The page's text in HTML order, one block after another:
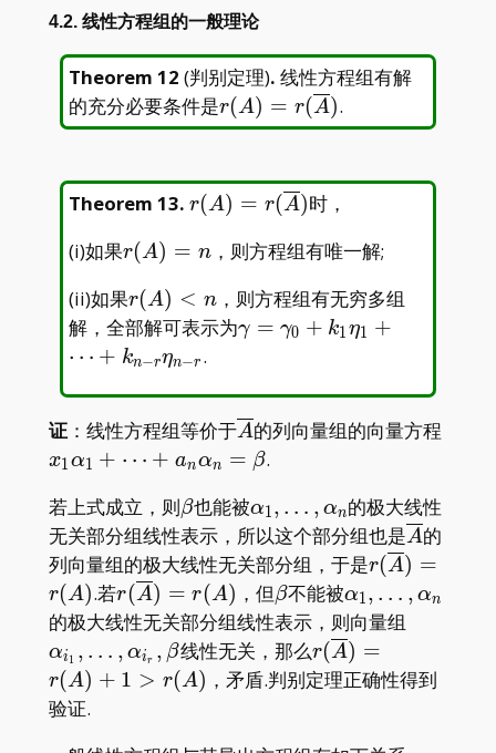
4.2. 线性方程组的一般理论
Theorem 12 (判别定理). 线性方程组有解
的充分必要条件是r(A)=r(\overline{A})
r(A) = r(A).
Theorem 13. r(A)=r(\overline{A})
r(A) = r(A)时，
(i)如果r(A)=n
r(A) = n，则方程组有唯一解;
(ii)如果r(A)
<n
r(A) < n，则方程组有无穷多组
解，全部解可表示为γ = γ0 + k1η1 +
⋯ + kn−rηn−r .
证：线性方程组等价于\overline{A}
A的列向量组的向量方程
x1α1 + ⋯ + anαn = β.
若上式成立，则\beta
β也能被\alpha_1,\dots,\alpha_n
α1, … , αn的极大线性
无关部分组线性表示，所以这个部分组也是A的
列向量组的极大线性无关部分组，于是r(A) =
r(A).若r(\overline{A})=r(A)
r(A) = r(A) ，但\beta
β不能被α1, … , αn
的极大线性无关部分组线性表示，则向量组
αi1 , … , αir , β线性无关，那么r(A) =
r(A) + 1 > r(A) ，矛盾.判别定理正确性得到
验证.